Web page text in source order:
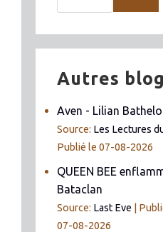
Autres
Aven - Lilian
Source: Les Lectures
Publié le 07-08-2026
QUEEN BEE
Bataclan
Source: Last Eve
07-08-2026